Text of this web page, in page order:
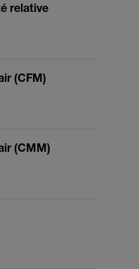
relative
(CFM)
(CMM)